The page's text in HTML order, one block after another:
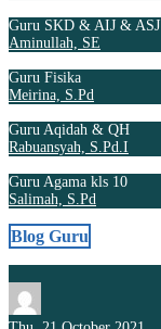
Guru SKD & AIJ & ASJ
Aminullah, SE
Guru Fisika
Meirina, S.Pd
Guru Aqidah & QH
Rabuansyah, S.Pd.I
Guru Agama kls 10
Salimah, S.Pd
Blog Guru